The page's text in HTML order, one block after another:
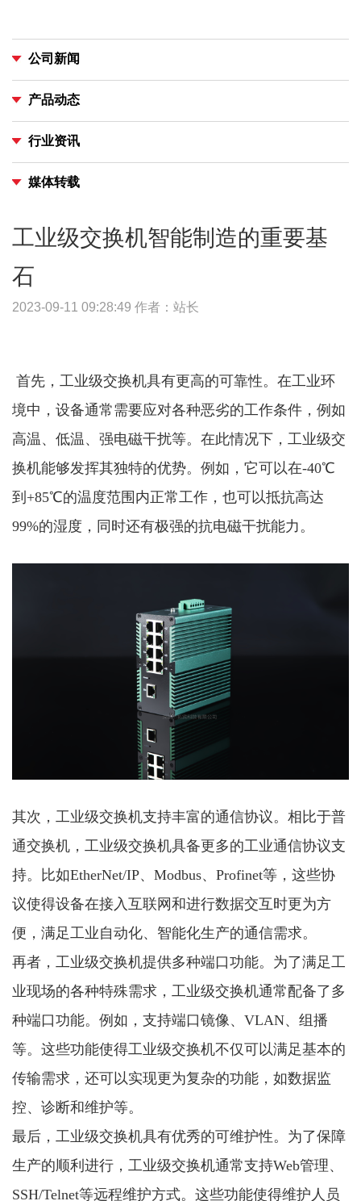
公司新闻
产品动态
行业资讯
媒体转载
工业级交换机智能制造的重要基
石
2023-09-11 09:28:49 作者：站长
首先，工业级交换机具有更高的可靠性。在工业环
境中，设备通常需要应对各种恶劣的工作条件，例如
高温、低温、强电磁干扰等。在此情况下，工业级交
换机能够发挥其独特的优势。例如，它可以在-40℃
到+85℃的温度范围内正常工作，也可以抵抗高达
99%的湿度，同时还有极强的抗电磁干扰能力。
其次，工业级交换机支持丰富的通信协议。相比于普
通交换机，工业级交换机具备更多的工业通信协议支
持。比如EtherNet/IP、Modbus、Profinet等，这些协
议使得设备在接入互联网和进行数据交互时更为方
便，满足工业自动化、智能化生产的通信需求。
再者，工业级交换机提供多种端口功能。为了满足工
业现场的各种特殊需求，工业级交换机通常配备了多
种端口功能。例如，支持端口镜像、VLAN、组播
等。这些功能使得工业级交换机不仅可以满足基本的
传输需求，还可以实现更为复杂的功能，如数据监
控、诊断和维护等。
最后，工业级交换机具有优秀的可维护性。为了保障
生产的顺利进行，工业级交换机通常支持Web管理、
SSH/Telnet等远程维护方式。这些功能使得维护人员